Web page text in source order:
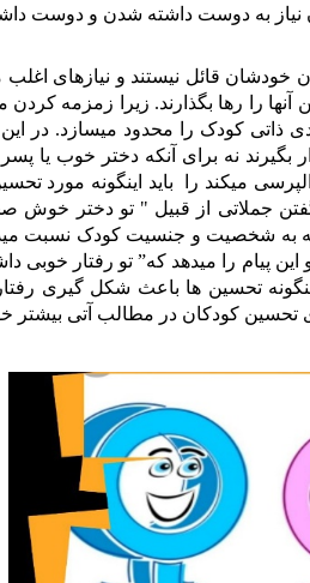
نیاز به دوست داشته شدن و دوست
خودشان قائل نیستند و نیازهای
را رها بگذارند. زیرا زمزمه
ذاتی کودک را محدود میسازد. در
بگیرند نه برای آنکه دختر خوب
میکند را باید اینگونه مورد
جملاتی از قبیل " تو دختر خوش
به شخصیت و جنسیت کودک نسبت
پیام را میدهد که” تو رفتار خوبی
اینگونه تحسین ها باعث شکل گیری
تحسین کودکان در مطالب آتی بیشتر